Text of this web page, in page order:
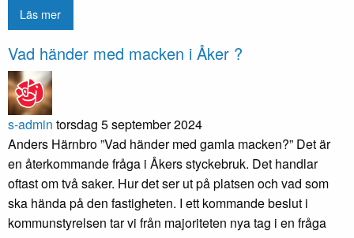
Läs mer
Vad händer med macken i Åker ?
s-admin torsdag 5 september 2024
Anders Härnbro ”Vad händer med gamla macken?” Det är
en återkommande fråga i Åkers styckebruk. Det handlar
oftast om två saker. Hur det ser ut på platsen och vad som
ska hända på den fastigheten. I ett kommande beslut i
kommunstyrelsen tar vi från majoriteten nya tag i en fråga